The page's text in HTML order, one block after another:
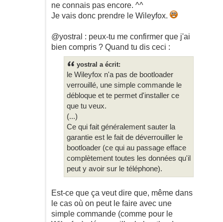
ne connais pas encore. ^^
Je vais donc prendre le Wileyfox.
@yostral : peux-tu me confirmer que j'ai
bien compris ? Quand tu dis ceci :
yostral a écrit:
le Wileyfox n'a pas de bootloader
verrouillé, une simple commande le
débloque et te permet d'installer ce
que tu veux.
(...)
Ce qui fait généralement sauter la
garantie est le fait de déverrouiller le
bootloader (ce qui au passage efface
complètement toutes les données qu'il
peut y avoir sur le téléphone).
Est-ce que ça veut dire que, même dans
le cas où on peut le faire avec une
simple commande (comme pour le